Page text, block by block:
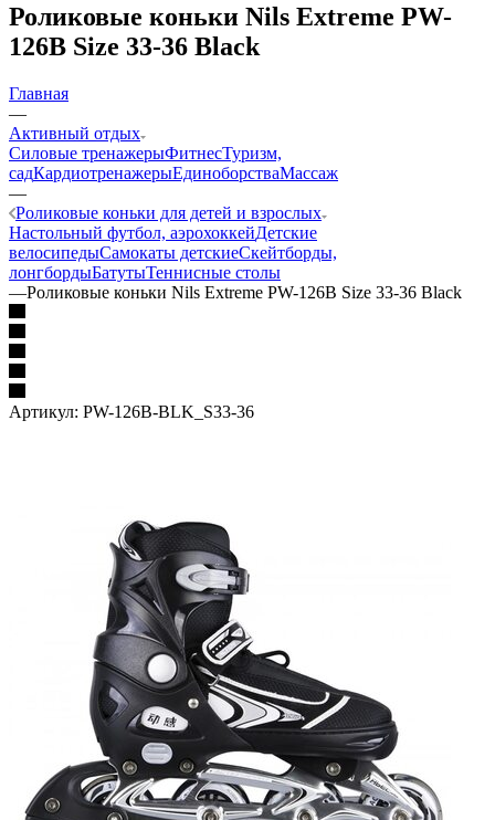
Роликовые коньки Nils Extreme PW-
126B Size 33-36 Black
Главная
—
Активный отдых
Силовые тренажерыФитнесТуризм,
садКардиотренажерыЕдиноборстваМассаж
—
Роликовые коньки для детей и взрослых
Настольный футбол, аэрохоккейДетские
велосипедыСамокаты детскиеСкейтборды,
лонгбордыБатутыТеннисные столы
—Роликовые коньки Nils Extreme PW-126B Size 33-36 Black
Артикул: PW-126B-BLK_S33-36